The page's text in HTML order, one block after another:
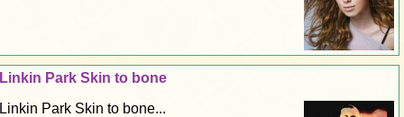
Linkin Park Skin to bone
Linkin Park Skin to bone...